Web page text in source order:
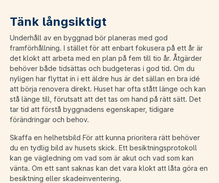
Tänk långsiktigt
Underhåll av en byggnad bör planeras med god
framförhållning. I stället för att enbart fokusera på ett år är
det klokt att arbeta med en plan på fem till tio år. Åtgärder
behöver både tidsättas och budgeteras i god tid. Om du
nyligen har flyttat in i ett äldre hus är det sällan en bra idé
att börja renovera direkt. Huset har ofta stått länge och kan
stå länge till, förutsatt att det tas om hand på rätt sätt. Det
tar tid att förstå byggnadens egenskaper, tidigare
förändringar och behov.
Skaffa en helhetsbild För att kunna prioritera rätt behöver
du en tydlig bild av husets skick. Ett besiktningsprotokoll
kan ge vägledning om vad som är akut och vad som kan
vänta. Om ett sant saknas kan det vara klokt att låta göra en
besiktning eller skadeinventering.